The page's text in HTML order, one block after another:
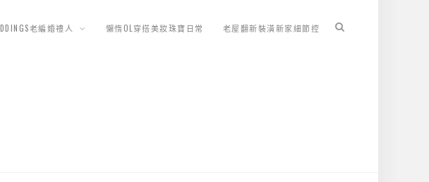
老編婚禮人 懶惰OL穿搭美妝珠寶日常 老屋翻新裝潢新家細節控